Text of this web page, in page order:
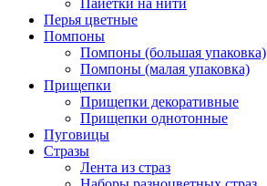
Пайетки на нити
Перья цветные
Помпоны
Помпоны (большая упаковка)
Помпоны (малая упаковка)
Прищепки
Прищепки декоративные
Прищепки однотонные
Пуговицы
Стразы
Лента из страз